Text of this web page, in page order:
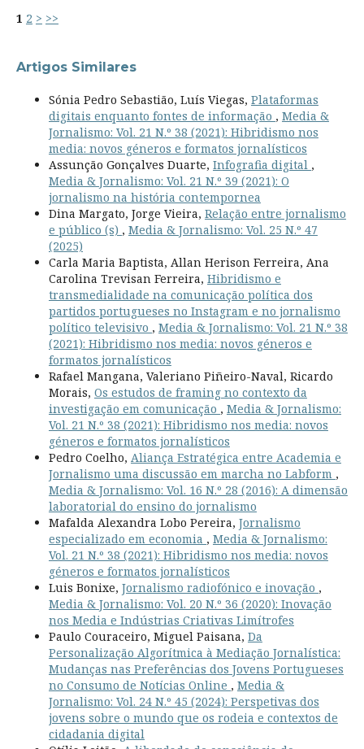
1 2 > >>
Artigos Similares
Sónia Pedro Sebastião, Luís Viegas, Plataformas
digitais enquanto fontes de informação , Media &
Jornalismo: Vol. 21 N.º 38 (2021): Hibridismo nos
media: novos géneros e formatos jornalísticos
Assunção Gonçalves Duarte, Infografia digital ,
Media & Jornalismo: Vol. 21 N.º 39 (2021): O
jornalismo na história contempornea
Dina Margato, Jorge Vieira, Relação entre jornalismo
e público (s) , Media & Jornalismo: Vol. 25 N.º 47
(2025)
Carla Maria Baptista, Allan Herison Ferreira, Ana
Carolina Trevisan Ferreira, Hibridismo e
transmedialidade na comunicação política dos
partidos portugueses no Instagram e no jornalismo
político televisivo , Media & Jornalismo: Vol. 21 N.º 38
(2021): Hibridismo nos media: novos géneros e
formatos jornalísticos
Rafael Mangana, Valeriano Piñeiro-Naval, Ricardo
Morais, Os estudos de framing no contexto da
investigação em comunicação , Media & Jornalismo:
Vol. 21 N.º 38 (2021): Hibridismo nos media: novos
géneros e formatos jornalísticos
Pedro Coelho, Aliança Estratégica entre Academia e
Jornalismo uma discussão em marcha no Labform ,
Media & Jornalismo: Vol. 16 N.º 28 (2016): A dimensão
laboratorial do ensino do jornalismo
Mafalda Alexandra Lobo Pereira, Jornalismo
especializado em economia , Media & Jornalismo:
Vol. 21 N.º 38 (2021): Hibridismo nos media: novos
géneros e formatos jornalísticos
Luis Bonixe, Jornalismo radiofónico e inovação ,
Media & Jornalismo: Vol. 20 N.º 36 (2020): Inovação
nos Media e Indústrias Criativas Limítrofes
Paulo Couraceiro, Miguel Paisana, Da
Personalização Algorítmica à Mediação Jornalística:
Mudanças nas Preferências dos Jovens Portugueses
no Consumo de Notícias Online , Media &
Jornalismo: Vol. 24 N.º 45 (2024): Perspetivas dos
jovens sobre o mundo que os rodeia e contextos de
cidadania digital